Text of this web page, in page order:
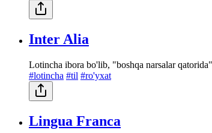
Inter Alia
Lotincha ibora bo'lib, "boshqa narsalar
#lotincha #til #ro'yxat
Lingua Franca